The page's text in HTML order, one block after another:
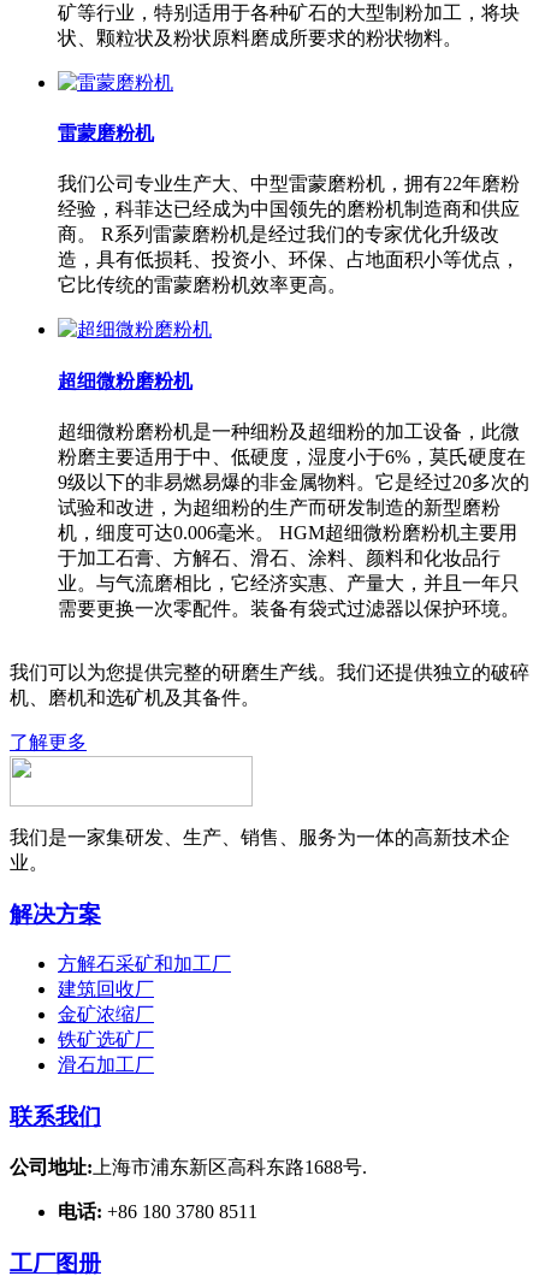
矿等行业，特别适用于各种矿石的大型制粉加工，将块
状、颗粒状及粉状原料磨成所要求的粉状物料。
雷蒙磨粉机
我们公司专业生产大、中型雷蒙磨粉机，拥有22年磨粉
经验，科菲达已经成为中国领先的磨粉机制造商和供应
商。 R系列雷蒙磨粉机是经过我们的专家优化升级改
造，具有低损耗、投资小、环保、占地面积小等优点，
它比传统的雷蒙磨粉机效率更高。
超细微粉磨粉机
超细微粉磨粉机是一种细粉及超细粉的加工设备，此微
粉磨主要适用于中、低硬度，湿度小于6%，莫氏硬度在
9级以下的非易燃易爆的非金属物料。它是经过20多次的
试验和改进，为超细粉的生产而研发制造的新型磨粉
机，细度可达0.006毫米。 HGM超细微粉磨粉机主要用
于加工石膏、方解石、滑石、涂料、颜料和化妆品行
业。与气流磨相比，它经济实惠、产量大，并且一年只
需要更换一次零配件。装备有袋式过滤器以保护环境。
我们可以为您提供完整的研磨生产线。我们还提供独立的破碎
机、磨机和选矿机及其备件。
了解更多
我们是一家集研发、生产、销售、服务为一体的高新技术企
业。
解决方案
方解石采矿和加工厂
建筑回收厂
金矿浓缩厂
铁矿选矿厂
滑石加工厂
联系我们
公司地址: 上海市浦东新区高科东路1688号.
电话: +86 180 3780 8511
工厂图册